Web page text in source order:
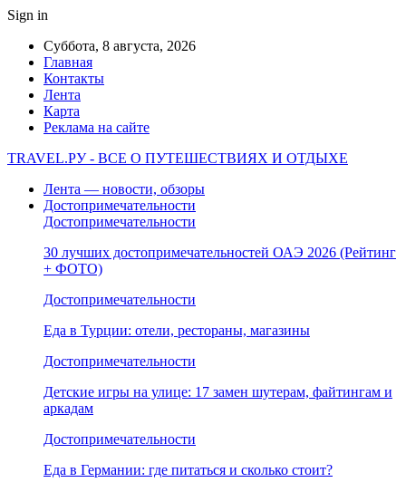
Sign in
Суббота, 8 августа, 2026
Главная
Контакты
Лента
Карта
Реклама на сайте
TRAVEL.РУ - ВСЕ О ПУТЕШЕСТВИЯХ И ОТДЫХЕ
Лента — новости, обзоры
Достопримечательности
Достопримечательности
30 лучших достопримечательностей ОАЭ 2026 (Рейтинг
+ ФОТО)
Достопримечательности
Еда в Турции: отели, рестораны, магазины
Достопримечательности
Детские игры на улице: 17 замен шутерам, файтингам и
аркадам
Достопримечательности
Еда в Германии: где питаться и сколько стоит?